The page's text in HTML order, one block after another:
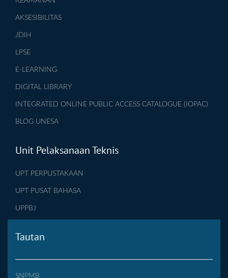
AKSESIBILITAS
JDIH
LPSE
E-LEARNING
DIGITAL LIBRARY
INTEGRATED ONLINE PUBLIC ACCESS CATALOGUE (IOPAC)
BLOG UNESA
Unit Pelaksanaan Teknis
UPT PERPUSTAKAAN
UPT PUSAT BAHASA
UPPBJ
Tautan
SNPMB